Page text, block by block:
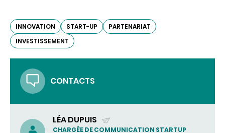
INNOVATION START-UP
PARTENARIAT
INVESTISSEMENT
CONTACTS
LÉA DUPUIS
CHARGÉE DE COMMUNICATION STARTUP